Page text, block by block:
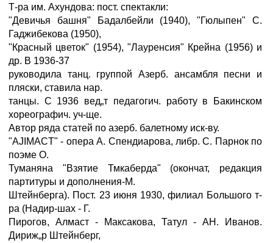
Т-ра им. Ахундова: пост. спектакли:
"Девичья башня" Бадалбейли (1940), "Гюлыпен" С.
Гаджибекова (1950),
"Красный цветок" (1954), "Лауренсия" Крейна (1956) и
др. В 1936-37
руководила танц. группой Азерб. ансамбля песни и
пляски, ставила нар.
танцы. С 1936 вед„т педагогич. работу в Бакинском
хореографич. уч-ще.
Автор ряда статей по азерб. балетному иск-ву.
"AJIMACT" - опера А. Спендиарова, либр. С. Парнок по
поэме О.
Туманяна "Взятие Тмкаберда" (окончат, редакция
партитуры и дополнения-М.
Штейнберга). Пост. 23 июня 1930, филиал Большого т-
ра (Надир-шах - Г.
Пирогов, Алмаст - Максакова, Татул - АН. Иванов.
Дириж„р Штейнберг,